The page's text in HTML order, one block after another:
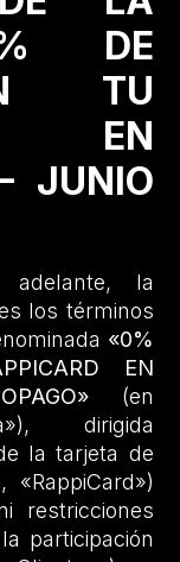
DE
TU
EN
JUNIO
adelante, la
los términos
«0%
EN
(en
dirigida
la tarjeta de
«RappiCard»)
restricciones
participación